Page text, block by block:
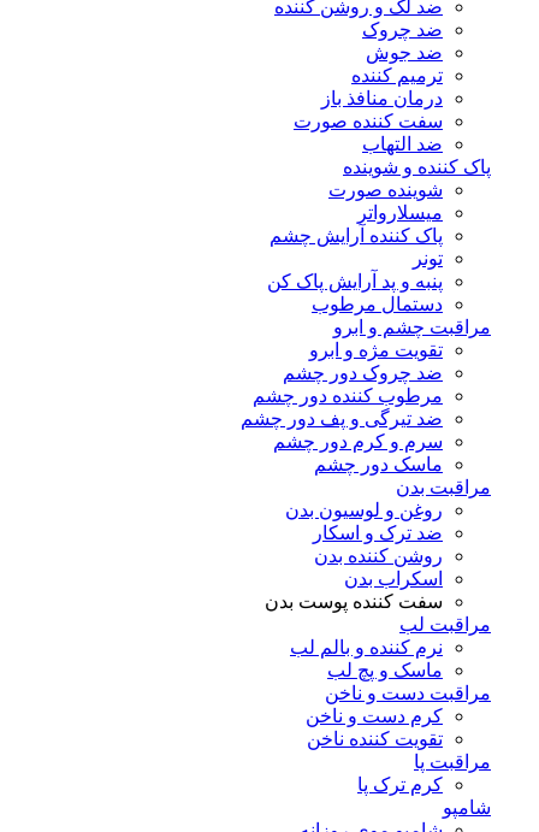
ضد لک و روشن کننده
ضد چروک
ضد جوش
ترمیم کننده
درمان منافذ باز
سفت کننده صورت
ضد التهاب
پاک کننده و شوینده
شوینده صورت
میسلارواتر
پاک کننده آرایش چشم
تونر
پنبه و پد آرایش پاک کن
دستمال مرطوب
مراقبت چشم و ابرو
تقویت مژه و ابرو
ضد چروک دور چشم
مرطوب کننده دور چشم
ضد تیرگی و پف دور چشم
سرم و کرم دور چشم
ماسک دور چشم
مراقبت بدن
روغن و لوسیون بدن
ضد ترک و اسکار
روشن کننده بدن
اسکراب بدن
سفت کننده پوست بدن
مراقبت لب
نرم کننده و بالم لب
ماسک و پچ لب
مراقبت دست و ناخن
کرم دست و ناخن
تقویت کننده ناخن
مراقبت پا
کرم ترک پا
شامپو